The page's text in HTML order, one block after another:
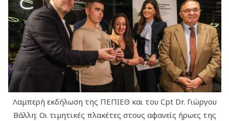
Λαμπερή εκδήλωση της ΠΕΠΙΕΘ και του Cpt Dr. Γιώργου
Βάλλη: Οι τιμητικές πλακέτες στους αφανείς ήρωες της